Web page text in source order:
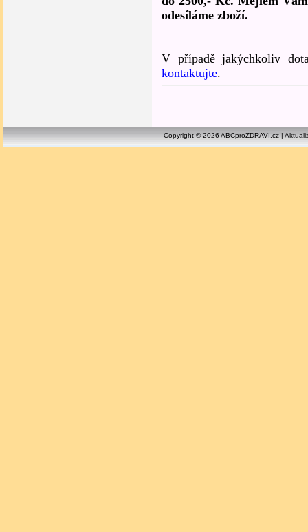
odesíláme zboží.
V případě jakýchkoliv
kontaktujte.
Copyright © 2026 ABCproZDRAVI.cz |